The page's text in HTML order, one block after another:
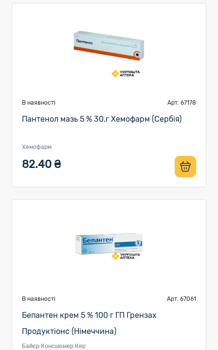
В наявності Арт. 67178
Пантенол мазь 5 % 30.г Хемофарм (Сербія)
Хемофарм
82.40 ₴
В наявності Арт. 67061
Бепантен крем 5 % 100 г ГП Грензах
Продуктіонс (Німеччина)
Байєр Консьюмер Кер